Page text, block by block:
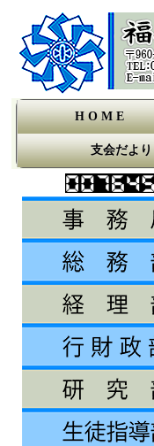
H O M E
支会だより